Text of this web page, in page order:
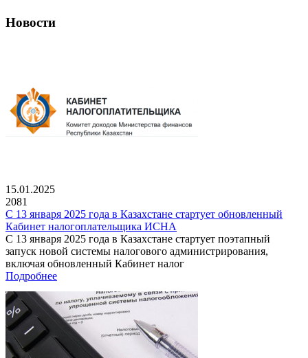
Новости
15.01.2025
2081
С 13 января 2025 года в Казахстане стартует обновленный
Кабинет налогоплательщика ИСНА
С 13 января 2025 года в Казахстане стартует поэтапный
запуск новой системы налогового администрирования,
включая обновленный Кабинет налог
Подробнее